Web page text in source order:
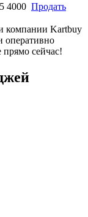
4000 Продать
компании Kartbuy
оперативно
сейчас!